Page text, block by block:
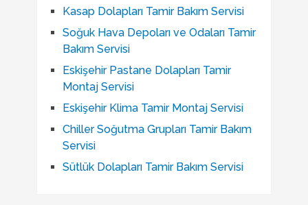
Kasap Dolapları Tamir Bakım Servisi
Soğuk Hava Depoları ve Odaları Tamir
Bakım Servisi
Eskişehir Pastane Dolapları Tamir
Montaj Servisi
Eskişehir Klima Tamir Montaj Servisi
Chiller Soğutma Grupları Tamir Bakım
Servisi
Sütlük Dolapları Tamir Bakım Servisi